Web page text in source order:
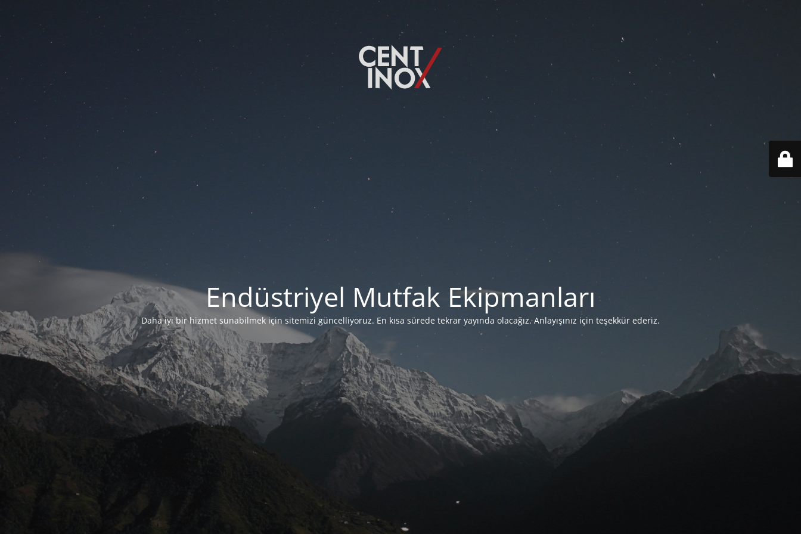
Endüstriyel Mutfak Ekipmanları
Daha iyi bir hizmet sunabilmek için sitemizi güncelliyoruz. En kısa sürede tekrar yayında olacağız. Anlayışınız için teşekkür ederiz.